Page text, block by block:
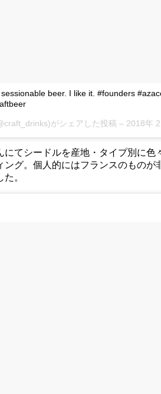
beer. I like it. #founders
がシェアした投稿 – 2018年 2月月23日午前12時
にてシードルを産地・タイプ別に色
ング。個人的にはフランスのものが
。